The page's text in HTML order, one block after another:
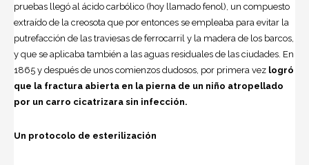
pruebas llegó al ácido carbólico (hoy llamado fenol), un compuesto
extraído de la creosota que por entonces se empleaba para evitar la
putrefacción de las traviesas de ferrocarril y la madera de los barcos,
y que se aplicaba también a las aguas residuales de las ciudades. En
1865 y después de unos comienzos dudosos, por primera vez logró
que la fractura abierta en la pierna de un niño atropellado
por un carro cicatrizara sin infección.
Un protocolo de esterilización